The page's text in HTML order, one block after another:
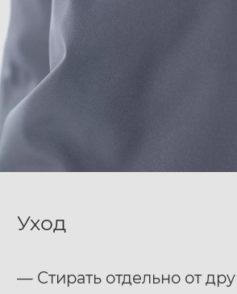
Уход
— Стирать отдельно от